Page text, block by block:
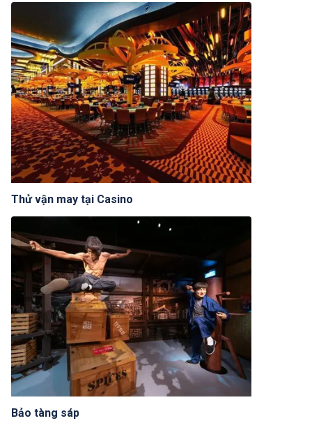
Thử vận may tại Casino
Bảo tàng sáp